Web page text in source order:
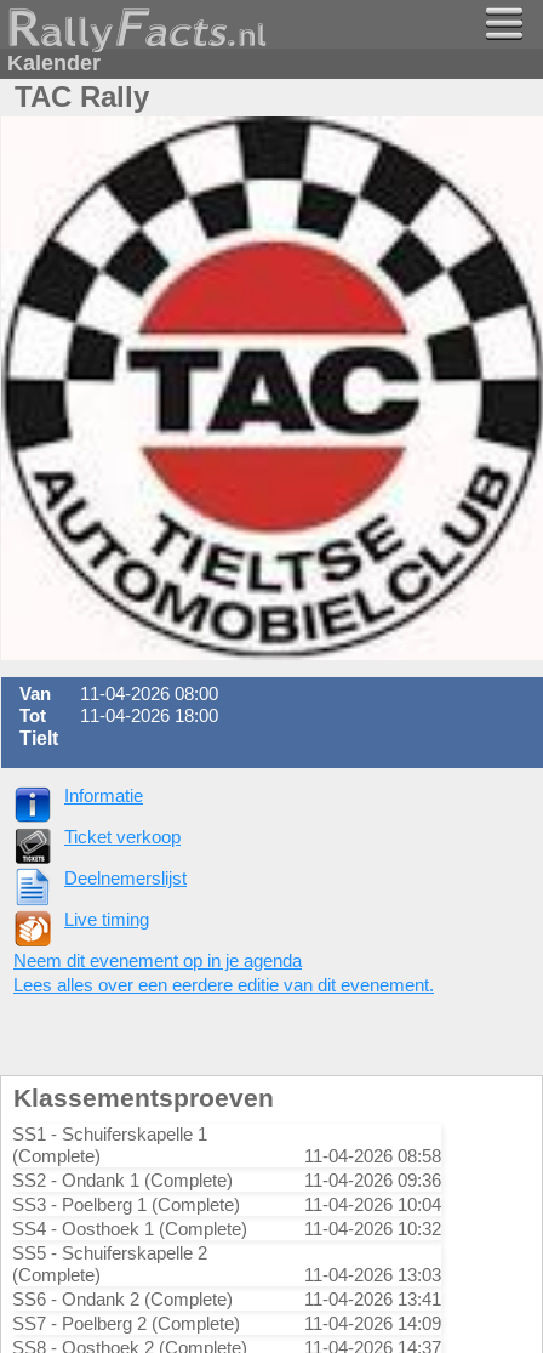
Kalender
TAC Rally
Van
11-04-2026 08:00
Tot
11-04-2026 18:00
Tielt
Informatie
Ticket verkoop
Deelnemerslijst
Live timing
Neem dit evenement op in je agenda
Lees alles over een eerdere editie van dit evenement.
Klassementsproeven
SS1 - Schuiferskapelle 1
(Complete)
11-04-2026 08:58
SS2 - Ondank 1 (Complete)
11-04-2026 09:36
SS3 - Poelberg 1 (Complete)
11-04-2026 10:04
SS4 - Oosthoek 1 (Complete)
11-04-2026 10:32
SS5 - Schuiferskapelle 2
(Complete)
11-04-2026 13:03
SS6 - Ondank 2 (Complete)
11-04-2026 13:41
SS7 - Poelberg 2 (Complete)
11-04-2026 14:09
SS8 - Oosthoek 2 (Complete)
11-04-2026 14:37